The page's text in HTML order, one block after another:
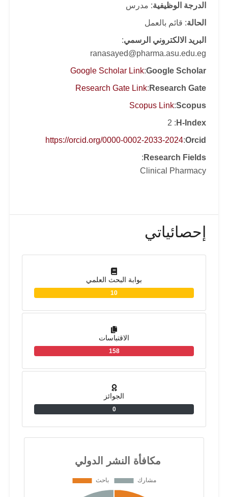
الدرجة الوظيفية: مدرس
الحالة: قائم بالعمل
البريد الالكتروني الرسمي:
ranasayed@pharma.asu.edu.eg
Google Scholar
:
Google Scholar Link
Research Gate
:
Research Gate Link
Scopus
:
Scopus Link
H-Index
: 2
Orcid
:
https://orcid.org/0000-0002-2033-2024
Research Fields
:
Clinical Pharmacy
إحصائياتي
بوابة البحث العلمي
10
الاقتباسات
158
الجوائز
0